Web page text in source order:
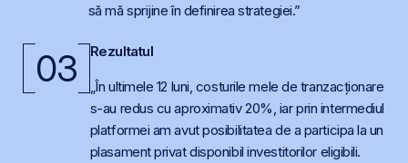
să mă sprijine în definirea strategiei.”
03 Rezultatul
„În ultimele 12 luni, costurile mele de tranzacționare
s-au redus cu aproximativ 20%, iar prin intermediul
platformei am avut posibilitatea de a participa la un
plasament privat disponibil investitorilor eligibili.